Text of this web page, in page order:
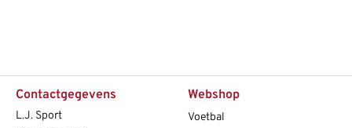
Contactgegevens
L.J. Sport
Webshop
Voetbal